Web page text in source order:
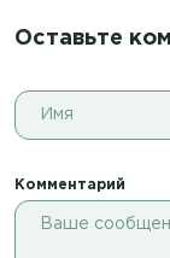
Оставьте
Комментарий